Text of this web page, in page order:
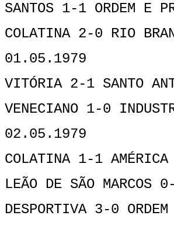
SANTOS 1-1 ORDEM E
COLATINA 2-0 RIO
01.05.1979
VITÓRIA 2-1 SANTO
VENECIANO 1-0
02.05.1979
COLATINA 1-1 AMÉRICA
LEÃO DE SÃO MARCOS
DESPORTIVA 3-0 ORDEM